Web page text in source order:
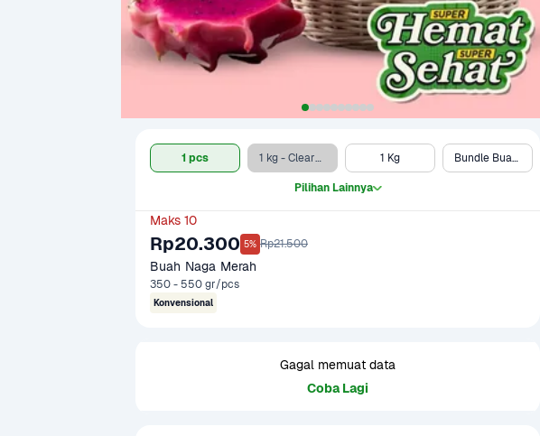
1 pcs 1 kg - Clearance Sale 1 Kg Bundle Buah Naga Merah dan ABC Squash Delight
Pilihan Lainnya
Maks 10
Rp20.300 5% Rp21.500
Buah Naga Merah
350 - 550 gr/pcs
Konvensional
Gagal memuat data
Coba Lagi